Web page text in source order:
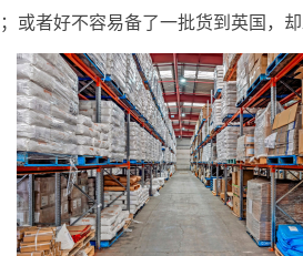
或者好不容易备了一批货到英国，